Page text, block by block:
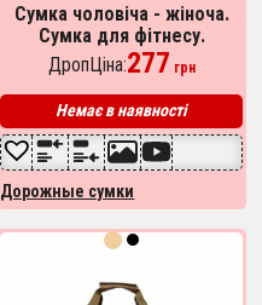
Сумка чоловіча - жіноча.
Сумка для фітнесу.
Дорожня сумка. модель
5537
ДропЦіна:277 грн
Немає в наявності
Дорожные сумки